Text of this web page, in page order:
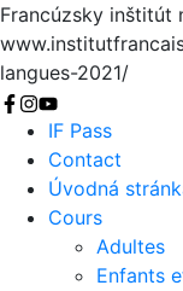
Francúzsky inštitút
langues-2021/
Chercher
IF Pass
Contact
Úvodná
Cours
Adultes
Enfants